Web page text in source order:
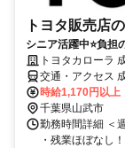
トヨタ販売店
シニア活躍中⭐負担
トヨタカローラ
交通・アクセス
時給1,170円以上
千葉県山武市
勤務時間詳細 ＜
・残業ほぼなし